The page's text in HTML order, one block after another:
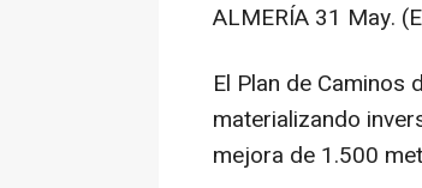
ALMERÍA 31 May.
El Plan de Caminos
materializando
mejora de 1.500